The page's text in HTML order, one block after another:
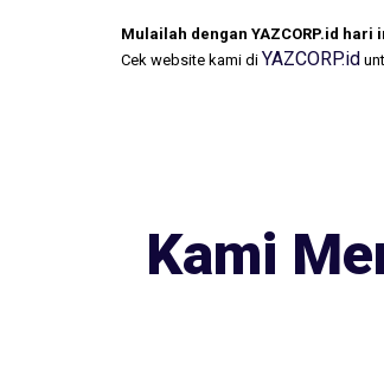
Mulailah dengan YAZCORP.id hari
Cek website kami di YAZCORP.id
Kami